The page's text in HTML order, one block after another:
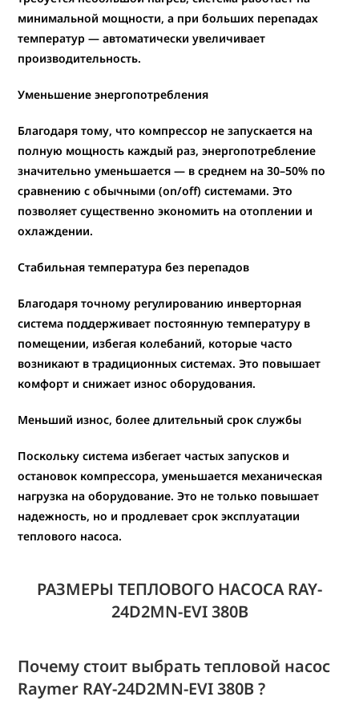
минимальной мощности, а при больших перепадах
температур — автоматически увеличивает
производительность.
Уменьшение энергопотребления
Благодаря тому, что компрессор не запускается на
полную мощность каждый раз, энергопотребление
значительно уменьшается — в среднем на 30–50% по
сравнению с обычными (on/off) системами. Это
позволяет существенно экономить на отоплении и
охлаждении.
Стабильная температура без перепадов
Благодаря точному регулированию инверторная
система поддерживает постоянную температуру в
помещении, избегая колебаний, которые часто
возникают в традиционных системах. Это повышает
комфорт и снижает износ оборудования.
Меньший износ, более длительный срок службы
Поскольку система избегает частых запусков и
остановок компрессора, уменьшается механическая
нагрузка на оборудование. Это не только повышает
надежность, но и продлевает срок эксплуатации
теплового насоса.
РАЗМЕРЫ ТЕПЛОВОГО НАСОСА RAY-
24D2MN-EVI 380В
Почему стоит выбрать тепловой насос
Raymer RAY-24D2MN-EVI380В?